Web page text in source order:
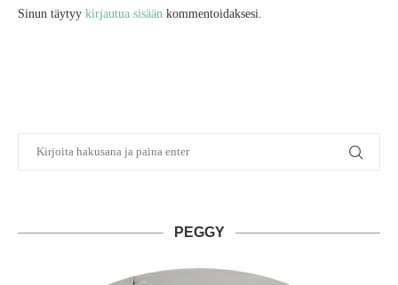
Sinun täytyy kirjautua sisään kommentoidaksesi.
PEGGY